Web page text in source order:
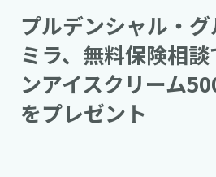
プルデンシャル・
ミラ、無料保険相
ンアイスクリーム
をプレゼント